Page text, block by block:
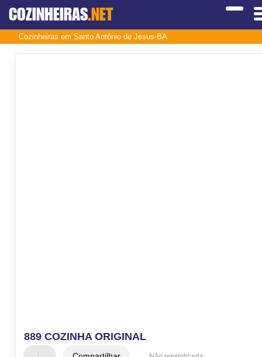
COZINHEIRAS.NET
Cozinheiras em Santo Antônio de Jesus-BA
889 COZINHA ORIGINAL